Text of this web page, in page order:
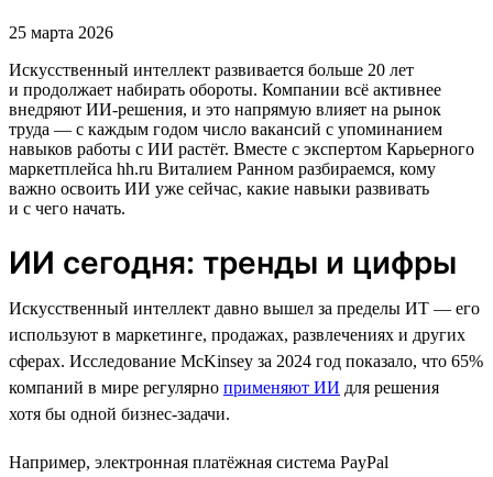
25 марта 2026
Искусственный интеллект развивается больше 20 лет
и продолжает набирать обороты. Компании всё активнее
внедряют ИИ‑решения, и это напрямую влияет на рынок
труда — с каждым годом число вакансий с упоминанием
навыков работы с ИИ растёт. Вместе с экспертом Карьерного
маркетплейса hh.ru Виталием Ранном разбираемся, кому
важно освоить ИИ уже сейчас, какие навыки развивать
и с чего начать.
ИИ сегодня: тренды и цифры
Искусственный интеллект давно вышел за пределы ИТ — его
используют в маркетинге, продажах, развлечениях и других
сферах. Исследование McKinsey за 2024 год показало, что 65%
компаний в мире регулярно применяют ИИ для решения
хотя бы одной бизнес-задачи.
Например, электронная платёжная система PayPal